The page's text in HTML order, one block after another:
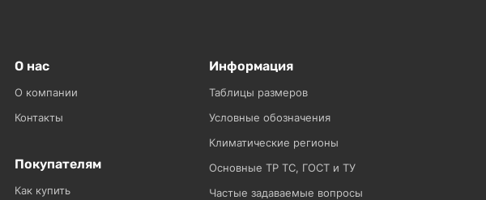
О нас
О компании
Контакты
Покупателям
Как купить
Информация
Таблицы размеров
Условные обозначения
Климатические регионы
Основные ТР ТС, ГОСТ и ТУ
Частые задаваемые вопросы